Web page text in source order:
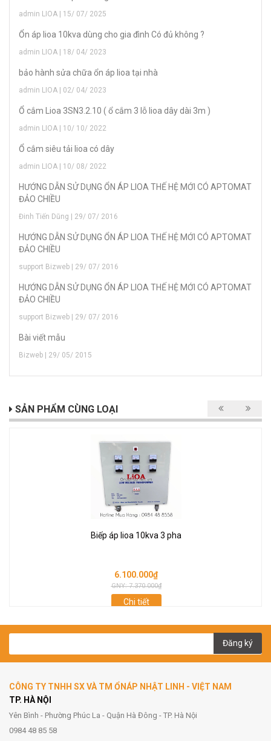
admin LIOA | 15/ 07/ 2025
Ổn áp lioa 10kva dùng cho gia đình Có đủ không ?
admin LIOA | 18/ 04/ 2023
bảo hành sửa chữa ổn áp lioa tại nhà
admin LIOA | 02/ 04/ 2023
Ổ cắm Lioa 3SN3.2.10 ( ổ cắm 3 lỗ lioa dây dài 3m )
admin LIOA | 10/ 10/ 2022
Ổ cắm siêu tải lioa có dây
admin LIOA | 10/ 08/ 2022
HƯỚNG DẪN SỬ DỤNG ỔN ÁP LIOA THẾ HỆ MỚI CÓ APTOMAT
ĐẢO CHIỀU
Đinh Tiến Dũng | 29/ 07/ 2016
HƯỚNG DẪN SỬ DỤNG ỔN ÁP LIOA THẾ HỆ MỚI CÓ APTOMAT
ĐẢO CHIỀU
support Bizweb | 29/ 07/ 2016
HƯỚNG DẪN SỬ DỤNG ỔN ÁP LIOA THẾ HỆ MỚI CÓ APTOMAT
ĐẢO CHIỀU
support Bizweb | 29/ 07/ 2016
Bài viết mẫu
Bizweb | 29/ 05/ 2015
SẢN PHẨM CÙNG LOẠI
Biếp áp lioa 10kva 3 pha
6.100.000₫
GNY: 7.370.000₫
Chi tiết
Đăng ký
CÔNG TY TNHH SX VÀ TM ỔNÁP NHẬT LINH - VIỆT NAM
TP. HÀ NỘI
Yên Bình - Phường Phúc La - Quận Hà Đông - TP. Hà Nội
0984 48 85 58